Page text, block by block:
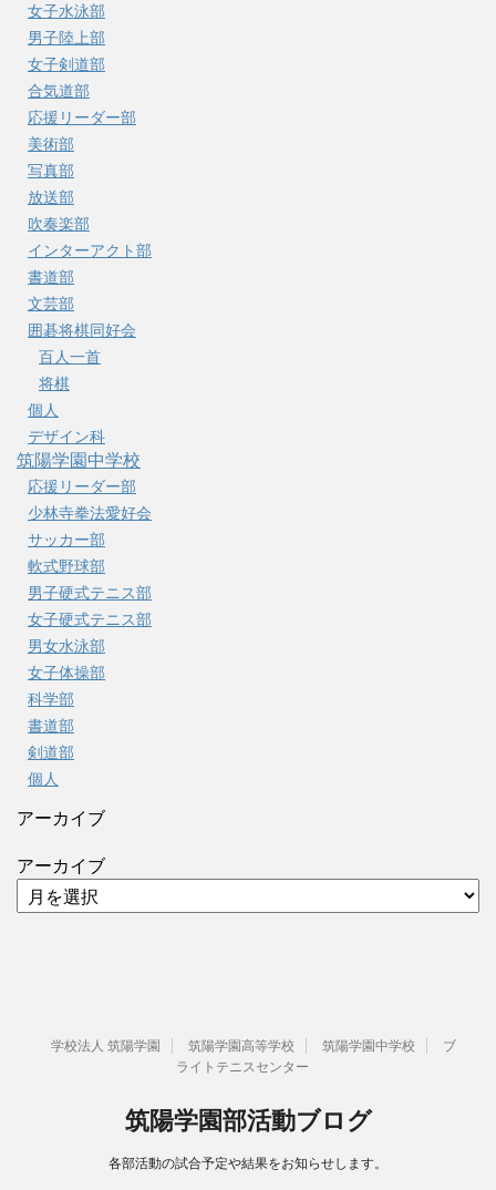
女子水泳部
男子陸上部
女子剣道部
合気道部
応援リーダー部
美術部
写真部
放送部
吹奏楽部
インターアクト部
書道部
文芸部
囲碁将棋同好会
百人一首
将棋
個人
デザイン科
筑陽学園中学校
応援リーダー部
少林寺拳法愛好会
サッカー部
軟式野球部
男子硬式テニス部
女子硬式テニス部
男女水泳部
女子体操部
科学部
書道部
剣道部
個人
アーカイブ
アーカイブ
学校法人 筑陽学園 筑陽学園高等学校 筑陽学園中学校
ブ
ライトテニスセンター
筑陽学園部活動ブログ
各部活動の試合予定や結果をお知らせします。